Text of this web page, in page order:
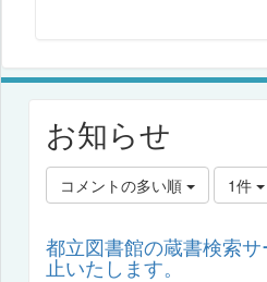
お知らせ
コメントの多い順 1件
都立図書館の蔵書検索
止いたします。